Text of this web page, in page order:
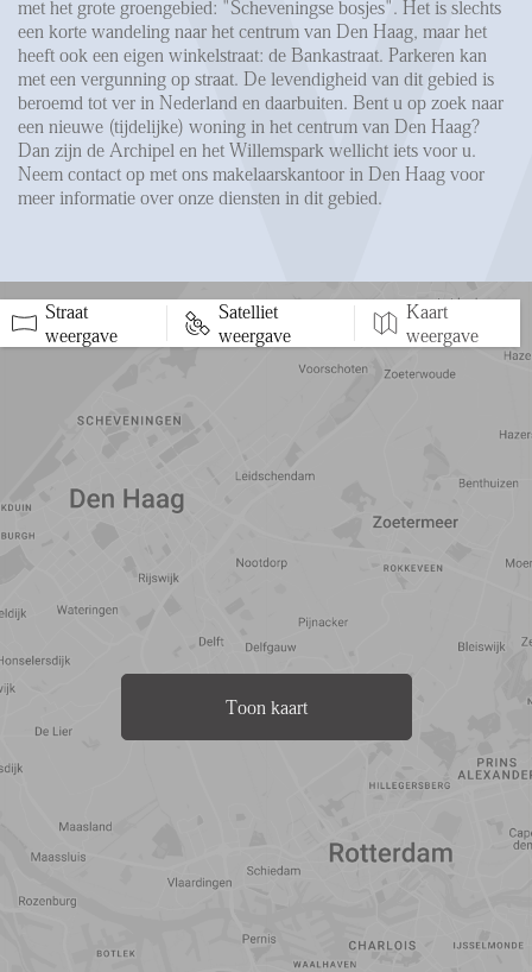
met het grote groengebied: "Scheveningse bosjes". Het is slechts
een korte wandeling naar het centrum van Den Haag, maar het
heeft ook een eigen winkelstraat: de Bankastraat. Parkeren kan
met een vergunning op straat. De levendigheid van dit gebied is
beroemd tot ver in Nederland en daarbuiten. Bent u op zoek naar
een nieuwe (tijdelijke) woning in het centrum van Den Haag?
Dan zijn de Archipel en het Willemspark wellicht iets voor u.
Neem contact op met ons makelaarskantoor in Den Haag voor
meer informatie over onze diensten in dit gebied.
Straat
weergave
Satelliet
weergave
Kaart
weergave
5 min 10 min 15 min
Toon kaart